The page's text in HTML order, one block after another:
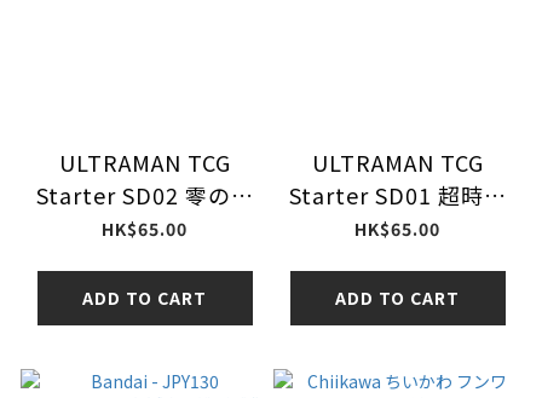
ULTRAMAN TCG
Starter SD02 零のキ
ズナ Tsuburaya
HK$65.00
ADD TO CART
ULTRAMAN TCG
Starter SD01 超時空
の英雄たち
HK$65.00
ADD TO CART